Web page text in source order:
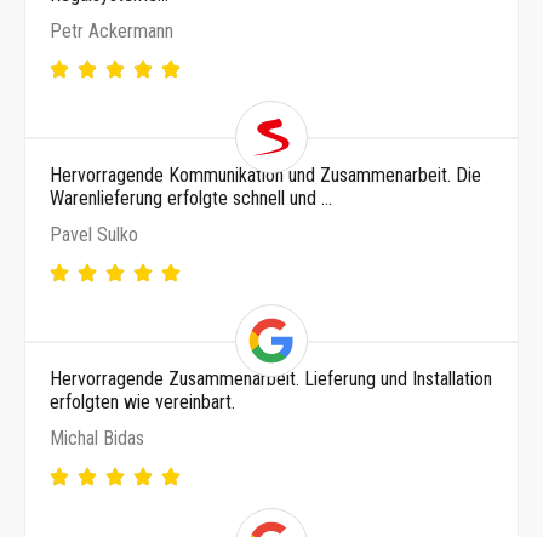
Petr Ackermann
Hervorragende Kommunikation und Zusammenarbeit. Die
Warenlieferung erfolgte schnell und …
Pavel Sulko
Hervorragende Zusammenarbeit. Lieferung und Installation
erfolgten wie vereinbart.
Michal Bidas